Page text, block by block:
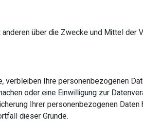
über die Zwecke und Mittel der
Ihre personenbezogenen
oder eine Einwilligung zur
Ihrer personenbezogenen Daten
dieser Gründe.